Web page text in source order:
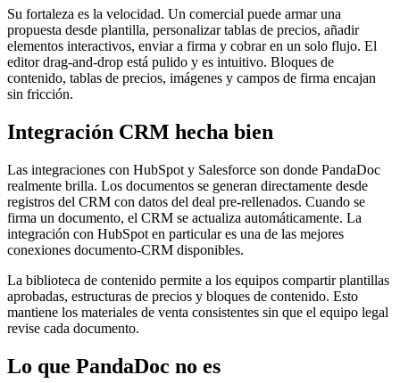
Su fortaleza es la velocidad. Un comercial puede armar una
propuesta desde plantilla, personalizar tablas de precios, añadir
elementos interactivos, enviar a firma y cobrar en un solo flujo. El
editor drag-and-drop está pulido y es intuitivo. Bloques de
contenido, tablas de precios, imágenes y campos de firma encajan
sin fricción.
Integración CRM hecha bien
Las integraciones con HubSpot y Salesforce son donde PandaDoc
realmente brilla. Los documentos se generan directamente desde
registros del CRM con datos del deal pre-rellenados. Cuando se
firma un documento, el CRM se actualiza automáticamente. La
integración con HubSpot en particular es una de las mejores
conexiones documento-CRM disponibles.
La biblioteca de contenido permite a los equipos compartir plantillas
aprobadas, estructuras de precios y bloques de contenido. Esto
mantiene los materiales de venta consistentes sin que el equipo legal
revise cada documento.
Lo que PandaDoc no es